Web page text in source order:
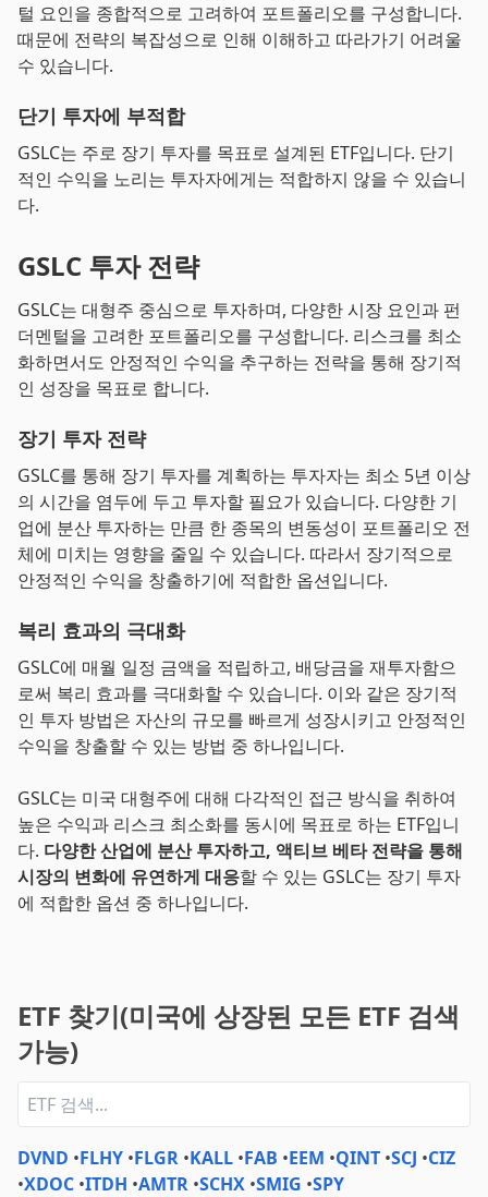
털 요인을 종합적으로 고려하여 포트폴리오를 구성합니다.
때문에 전략의 복잡성으로 인해 이해하고 따라가기 어려울
수 있습니다.
단기 투자에 부적합
GSLC는 주로 장기 투자를 목표로 설계된 ETF입니다. 단기
적인 수익을 노리는 투자자에게는 적합하지 않을 수 있습니
다.
GSLC 투자 전략
GSLC는 대형주 중심으로 투자하며, 다양한 시장 요인과 펀
더멘털을 고려한 포트폴리오를 구성합니다. 리스크를 최소
화하면서도 안정적인 수익을 추구하는 전략을 통해 장기적
인 성장을 목표로 합니다.
장기 투자 전략
GSLC를 통해 장기 투자를 계획하는 투자자는 최소 5년 이상
의 시간을 염두에 두고 투자할 필요가 있습니다. 다양한 기
업에 분산 투자하는 만큼 한 종목의 변동성이 포트폴리오 전
체에 미치는 영향을 줄일 수 있습니다. 따라서 장기적으로
안정적인 수익을 창출하기에 적합한 옵션입니다.
복리 효과의 극대화
GSLC에 매월 일정 금액을 적립하고, 배당금을 재투자함으
로써 복리 효과를 극대화할 수 있습니다. 이와 같은 장기적
인 투자 방법은 자산의 규모를 빠르게 성장시키고 안정적인
수익을 창출할 수 있는 방법 중 하나입니다.
GSLC는 미국 대형주에 대해 다각적인 접근 방식을 취하여
높은 수익과 리스크 최소화를 동시에 목표로 하는 ETF입니
다. 다양한 산업에 분산 투자하고, 액티브 베타 전략을 통해
시장의 변화에 유연하게 대응할 수 있는 GSLC는 장기 투자
에 적합한 옵션 중 하나입니다.
ETF 찾기(미국에 상장된 모든 ETF 검색
가능)
DVND •FLHY •FLGR •KALL •FAB •EEM •QINT •SCJ •CIZ
•XDOC •ITDH •AMTR •SCHX •SMIG •SPY